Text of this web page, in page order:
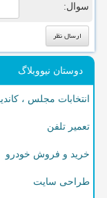
سوال:
دوستان نیووبلاگ
انتخابات مجلس ،
تعمیر تلفن
خرید و فروش خودرو
طراحی سایت